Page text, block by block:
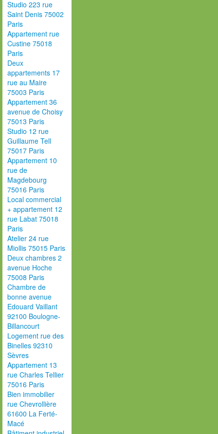
Studio 223 rue
Saint Denis 75002
Paris
Appartement rue
Custine 75018
Paris
Deux
appartements 17
rue au Maire
75003 Paris
Appartement 36
avenue de Choisy
75013 Paris
Studio 12 rue
Guillaume Tell
75017 Paris
Appartement 10
rue de
Magdebourg
75016 Paris
Local commercial
+ appartement 12
rue Labat 75018
Paris
Atelier 24 rue
Miollis 75015 Paris
Deux chambres 2
avenue Hoche
75008 Paris
Chambre de
bonne avenue
Edouard Vaillant
92100 Boulogne-
Billancourt
Logement rue des
Binelles 92310
Sèvres
Appartement 13
rue Charles Tellier
75016 Paris
Bien immobilier
rue Chevrollière
61600 La Ferté-
Macé